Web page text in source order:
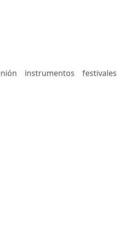
instrumentos festivales